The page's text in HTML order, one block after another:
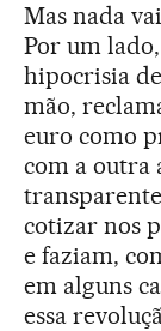
Mas nada
Por um
hipocrisia
mão,
euro como
com a outra
cotizar nos
e faziam,
em alguns
essa